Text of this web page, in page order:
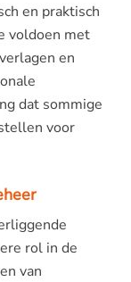
en praktisch
voldoen met
en
dat sommige
voor
rol in de
van